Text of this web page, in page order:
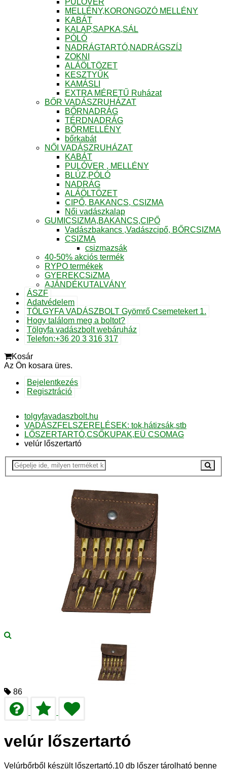
MELLÉNY,KORONGOZÓ MELLÉNY
KABÁT
KALAP,SAPKA,SÁL
PÓLÓ
NADRÁGTARTÓ,NADRÁGSZÍJ
ZOKNI
ALÁÖLTÖZET
KESZTYŰK
KAMÁSLI
EXTRA MÉRETŰ Ruházat
BŐR VADÁSZRUHÁZAT
BŐRNADRÁG
TÉRDNADRÁG
BŐRMELLÉNY
bőrkabát
NŐI VADÁSZRUHÁZAT
KABÁT
PULÓVER , MELLÉNY
BLÚZ,PÓLÓ
NADRÁG
ALÁÖLTÖZET
CIPŐ, BAKANCS, CSIZMA
Női vadászkalap
GUMICSIZMA,BAKANCS,CIPŐ
Vadászbakancs ,Vadászcipő, BŐRCSIZMA
CSIZMA
csizmazsák
40-50% akciós termék
RYPO termékek
GYEREKCSiZMA
AJÁNDÉKUTALVÁNY
ÁSZF
Adatvédelem
TÖLGYFA VADÁSZBOLT Gyömrő Csemetekert 1.
Hogy találom meg a boltot?
Tölgyfa vadászbolt webáruház
Telefon:+36 20 3 316 317
Kosár
Az Ön kosara üres.
Bejelentkezés
Regisztráció
tolgyfavadaszbolt.hu
VADÁSZFELSZERELÉSEK: tok,hátizsák,stb
LŐSZERTARTÓ,CSŐKUPAK,EÜ CSOMAG
velúr lőszertartó
86
velúr lőszertartó
Velúrbőrből készült lőszertartó.10 db lőszer tárolható benne